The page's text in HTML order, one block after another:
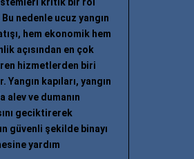
kritik bir rol
nedenle ucuz yangın
hem ekonomik hem
açısından en çok
hizmetlerden biri
Yangın kapıları, yangın
alev ve dumanın
geciktirerek
güvenli şekilde binayı
yardım